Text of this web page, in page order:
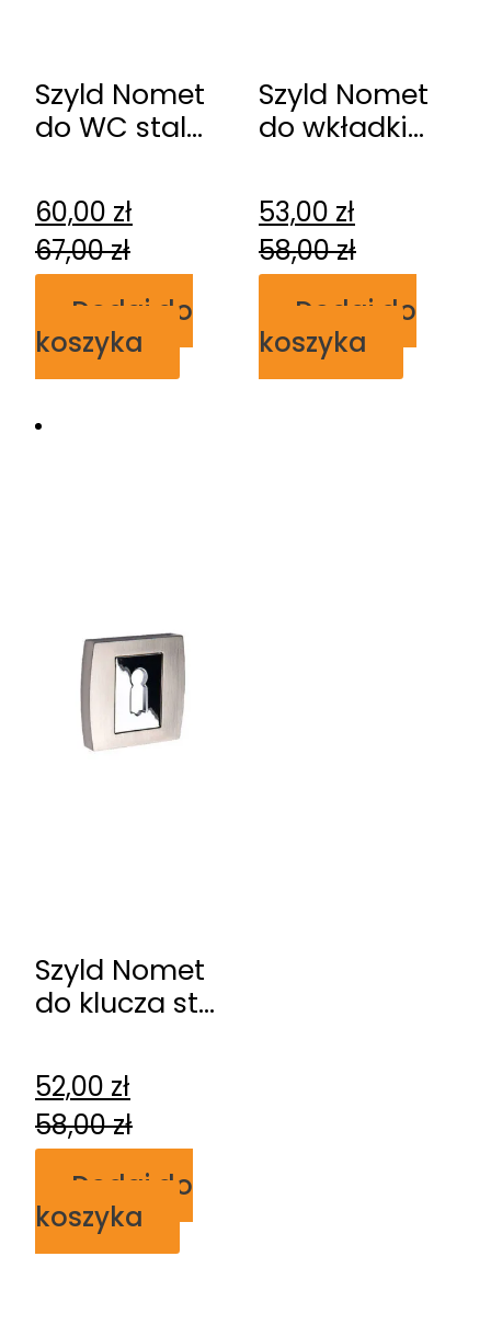
Szyld Nomet
do WC stal
chrom połysk
T-004-
123.G8-G2
60,00 zł
67,00zł
Dodaj do
koszyka
Szyld Nomet
do wkładki
szlachetna-
chrom T-003-
123.G8-G2
53,00 zł
58,00zł
Dodaj do
koszyka
Szyld Nomet
do klucza stal
chrom T-002-
123.G8-G2
52,00 zł
58,00zł
Dodaj do
koszyka